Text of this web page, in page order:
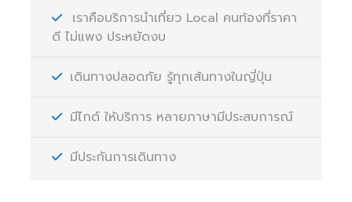
เราคือบริการนำเที่ยว Local คนท้องที่ราคา
ดี ไม่แพง ประหยัดงบ
เดินทางปลอดภัย รู้ทุกเส้นทางในญี่ปุ่น
มีไกด์ ให้บริการ หลายภาษามีประสบการณ์
มีประกันการเดินทาง